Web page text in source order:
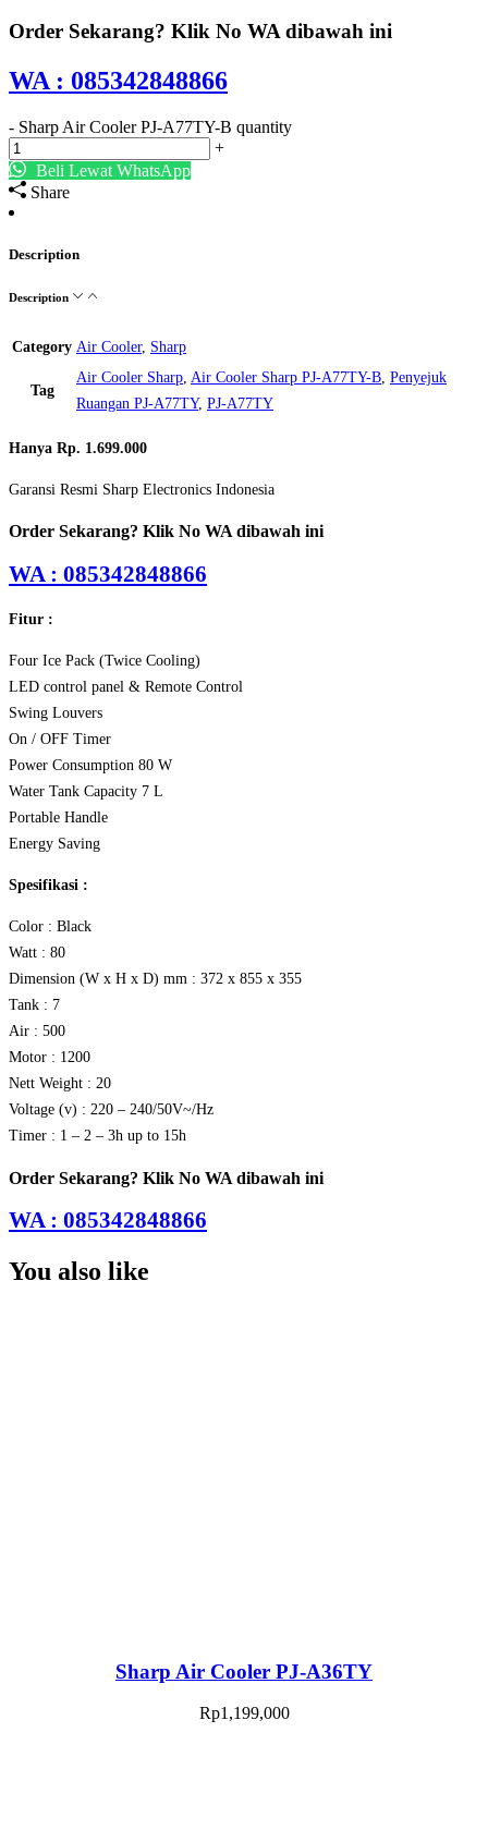
Order Sekarang? Klik No WA dibawah ini
WA : 085342848866
- Sharp Air Cooler PJ-A77TY-B quantity
+
Beli Lewat WhatsApp
Share
Description
Description
Category Air Cooler, Sharp
Tag
Air Cooler Sharp, Air Cooler Sharp PJ-A77TY-B, Penyejuk
Ruangan PJ-A77TY, PJ-A77TY
Hanya Rp. 1.699.000
Garansi Resmi Sharp Electronics Indonesia
Order Sekarang? Klik No WA dibawah ini
WA : 085342848866
Fitur :
Four Ice Pack (Twice Cooling)
LED control panel & Remote Control
Swing Louvers
On / OFF Timer
Power Consumption 80 W
Water Tank Capacity 7 L
Portable Handle
Energy Saving
Spesifikasi :
Color : Black
Watt : 80
Dimension (W x H x D) mm : 372 x 855 x 355
Tank : 7
Air : 500
Motor : 1200
Nett Weight : 20
Voltage (v) : 220 – 240/50V~/Hz
Timer : 1 – 2 – 3h up to 15h
Order Sekarang? Klik No WA dibawah ini
WA : 085342848866
You also like
Sharp Air Cooler PJ-A36TY
Rp1,199,000